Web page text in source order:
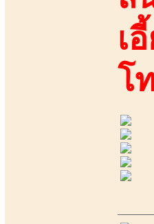
เ
โ